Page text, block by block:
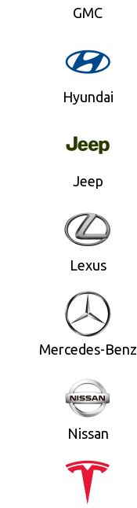
GMC
Hyundai
Jeep
Lexus
Mercedes-Benz
Nissan